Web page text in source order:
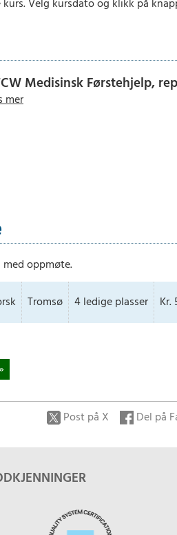
Velg kursdato og klikk på
Medisinsk Førstehjelp,
mer
oppmøte.
Tromsø 4ledigeplasser Kr.
Post på X Del på